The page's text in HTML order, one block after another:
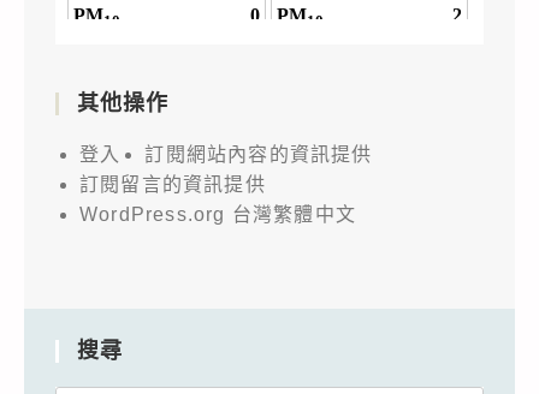
加，
詳
如
說
其他操作
登入
訂閱網站內容的資訊提供
訂閱留言的資訊提供
WordPress.org 台灣繁體中文
搜尋